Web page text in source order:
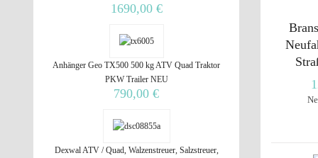
1690,00 €
Anhänger Geo TX500 500 kg ATV Quad Traktor
PKW Trailer NEU
790,00 €
Dexwal ATV / Quad, Walzenstreuer, Salzstreuer,